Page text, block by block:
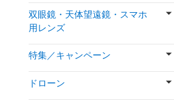
双眼鏡・天体望遠鏡・スマホ
用レンズ
特集／キャンペーン
ドローン